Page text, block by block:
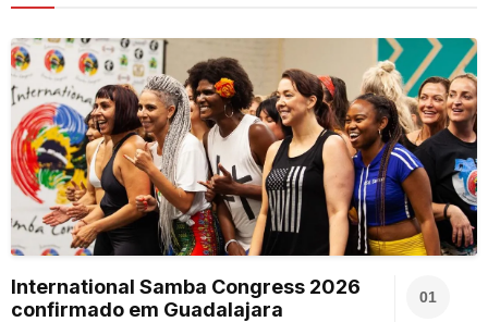
International Samba Congress 2026
confirmado em Guadalajara
01